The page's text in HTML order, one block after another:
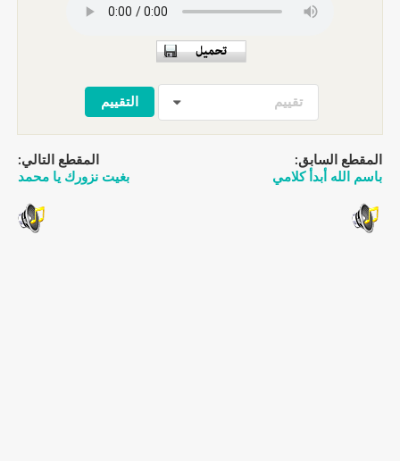
تقييم
السابق:
الله أبدأ كلامي
المقطع التالي:
بغيت نزورك يا محمد